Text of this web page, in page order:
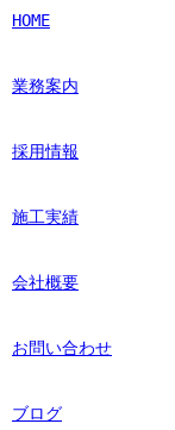
HOME
業務案内
採用情報
施工実績
会社概要
お問い合わせ
ブログ